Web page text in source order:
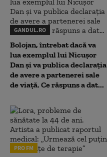
GANDUL.RO
Bolojan, întrebat dacă va
lua exemplul lui Nicușor
Dan și va publica declarația
de avere a partenerei sale
de viață. Ce răspuns a dat...
PRO FM